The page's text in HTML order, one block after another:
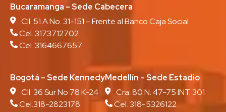
Bucaramanga – Sede Cabecera
Cll. 51 A No. 31-151 – Frente al Banco Caja Social
Cel. 3173712702
Cel. 3164667657
Bogotá – Sede Kennedy
Cll. 36 Sur No 78 K-24
Cel.318-2823178
Medellín – Sede Estadio
Cra. 80 N. 47-75 INT. 301
Cel. 318-5326122